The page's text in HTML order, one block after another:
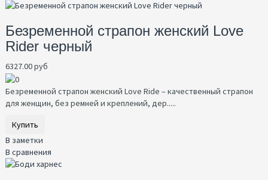
Безременной страпон женский Love
Rider черный
6327.00 руб
Безременной страпон женский Love Ride – качественный страпон
для женщин, без ремней и креплений, дер.....
Купить
В заметки
В сравнения